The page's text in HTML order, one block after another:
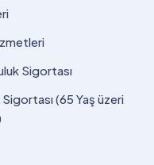
Sigortası
(65 Yaş üzeri